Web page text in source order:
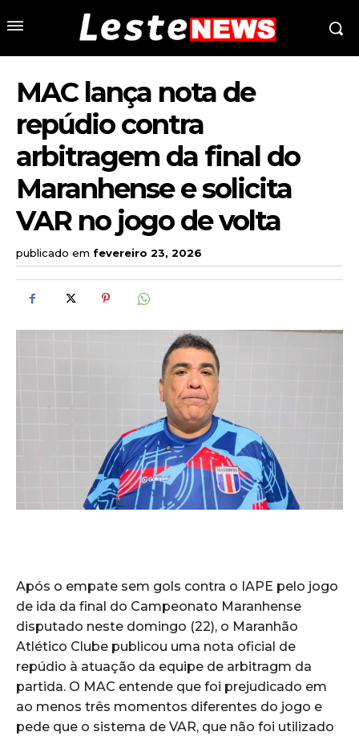
MAC lança nota de
repúdio contra
arbitragem da final do
Maranhense e solicita
VAR no jogo de volta
publicado em fevereiro 23, 2026
Após o empate sem gols contra o IAPE pelo jogo
de ida da final do Campeonato Maranhense
disputado neste domingo (22), o Maranhão
Atlético Clube publicou uma nota oficial de
repúdio à atuação da equipe de arbitragm da
partida. O MAC entende que foi prejudicado em
ao menos três momentos diferentes do jogo e
pede que o sistema de VAR, que não foi utilizado